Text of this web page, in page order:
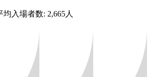
入場者数: 2,665人